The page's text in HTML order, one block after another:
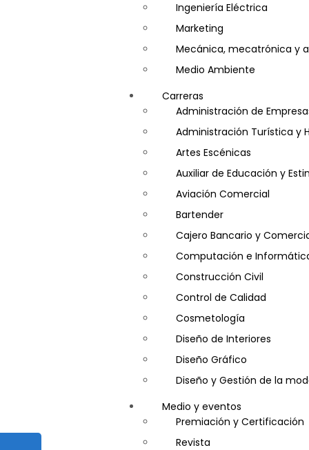
Ingeniería Eléctrica
Marketing
Mecánica, mecatrónica y
Medio Ambiente
Minería e Hidrocarburos
Salud y Psicología
Seguridad
Carreras
Administración de
Administración Turística y
Artes Escénicas
Auxiliar de Educación y
Aviación Comercial
Bartender
Cajero Bancario y
Computación e
Construcción Civil
Control de Calidad
Cosmetología
Diseño de Interiores
Diseño Gráfico
Diseño y Gestión de la
Entrenador Personal y
Gastronomía
Gestor de Crédito y
Medio y eventos
Premiación y Certificación
Revista